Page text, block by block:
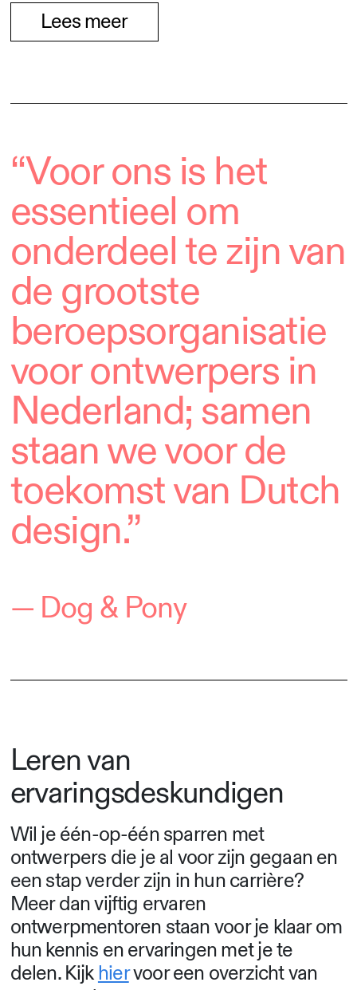
Lees meer
“Voor ons is het
essentieel om
onderdeel te zijn van
de grootste
beroepsorganisatie
voor ontwerpers in
Nederland; samen
staan we voor de
toekomst van Dutch
design.”
— Dog & Pony
Leren van
ervaringsdeskundigen
Wil je één-op-één sparren met
ontwerpers die je al voor zijn gegaan en
een stap verder zijn in hun carrière?
Meer dan vijftig ervaren
ontwerpmentoren staan voor je klaar om
hun kennis en ervaringen met je te
delen. Kijkhiervoor een overzicht van